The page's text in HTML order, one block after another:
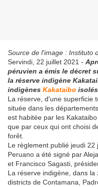
Source de l'image : Instituto
Servindi, 22 juillet 2021 -
péruvien a émis le décret
la réserve indigène
indigènes Kakataibo
La réserve, d'une superficie
située dans les
est habitée par les
que par ceux qui ont choisi
forêt.
Le règlement publié jeudi
Peruano a été signé par
et Francisco Sagasti,
La réserve indigène, dans
districts de Contamana,